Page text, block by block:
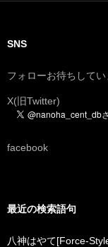
SNS
フォローお待ちしてい
X(旧Twitter)
facebook
最近の検索語句
八神はやて[Force-